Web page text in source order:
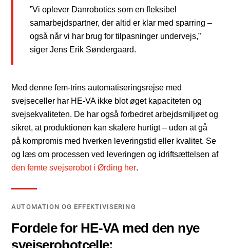
”Vi oplever Danrobotics som en fleksibel
samarbejdspartner, der altid er klar med sparring –
også når vi har brug for tilpasninger undervejs,”
siger Jens Erik Søndergaard.
Med denne fem-trins automatiseringsrejse med
svejseceller har HE-VA ikke blot øget kapaciteten og
svejsekvaliteten. De har også forbedret arbejdsmiljøet og
sikret, at produktionen kan skalere hurtigt – uden at gå
på kompromis med hverken leveringstid eller kvalitet. Se
og læs om processen ved leveringen og idriftsættelsen af
den femte svejserobot i Ørding her.
AUTOMATION OG EFFEKTIVISERING
Fordele for HE-VA med den nye